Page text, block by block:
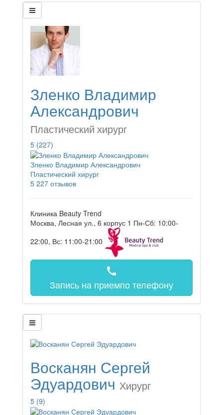
Зленко Владимир
Александрович
Пластический хирург
5 (227)
Зленко Владимир Александрович
Пластический хирург
5 227 отзывов
Клиника Beauty Trend
Москва, Лесная ул., 6 корпус 1 Пн-Сб: 10:00-
22:00, Вс: 11:00-21:00
call
Запись на приемпо телефону
Восканян Сергей
Эдуардович Хирург
5 (9)